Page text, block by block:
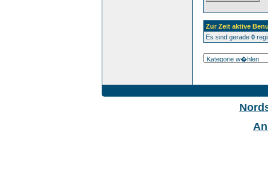
Zur Zeit aktive
Es sind gerade 0